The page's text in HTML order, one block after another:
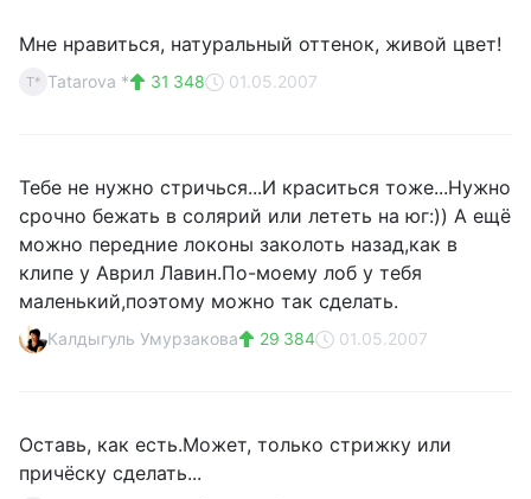
Мне нравиться, натуральный оттенок, живой цвет!
T* Tatarova * 31 348 01.05.2007
Тебе не нужно стричься...И краситься тоже...Нужно
срочно бежать в солярий или лететь на юг:)) А ещё
можно передние локоны заколоть назад,как в
клипе у Аврил Лавин.По-моему лоб у тебя
маленький,поэтому можно так сделать.
Калдыгуль Умурзакова 29 384 01.05.2007
Оставь, как есть.Может, только стрижку или
причёску сделать...